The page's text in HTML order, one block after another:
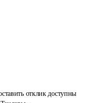
отклик доступны